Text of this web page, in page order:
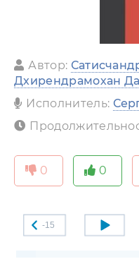
Автор:
Дхирендрамохан
Исполнитель:
0 0
-15